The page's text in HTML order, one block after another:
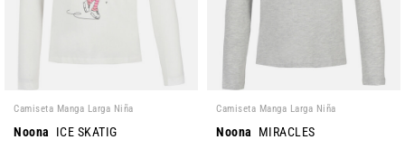
Camiseta Manga Larga Niña
Noona ICE SKATIG
Camiseta Manga Larga Niña
Noona MIRACLES